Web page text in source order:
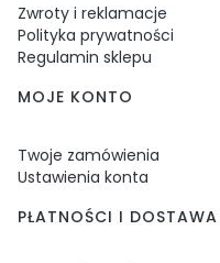
Zwroty i reklamacje
Polityka prywatności
Regulamin sklepu
MOJE KONTO
Twoje zamówienia
Ustawienia konta
PŁATNOŚCI I DOSTAWA